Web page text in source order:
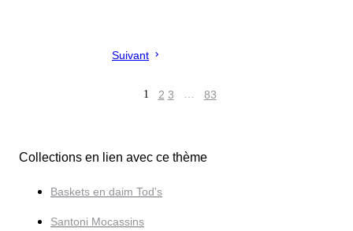
Suivant
1 2 3 … 83
Collections en lien avec ce thème
Baskets en daim Tod's
Santoni Mocassins